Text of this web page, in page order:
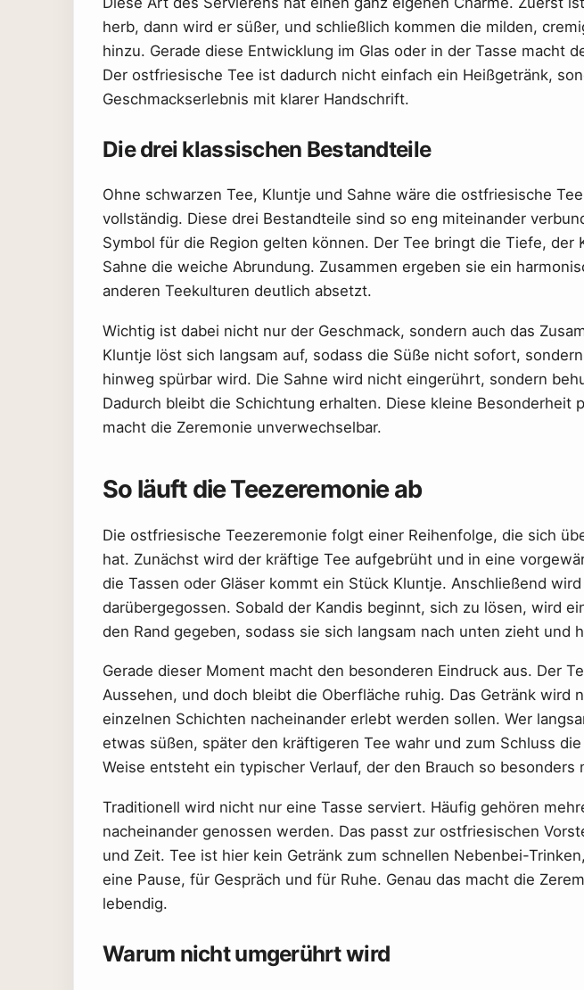
herb, dann wird er süßer, und schließlich kommen die milden,
hinzu. Gerade diese Entwicklung im Glas oder in der Tasse macht
Der ostfriesische Tee ist dadurch nicht einfach ein Heißgetränk,
Geschmackserlebnis mit klarer Handschrift.
Die drei klassischen Bestandteile
Ohne schwarzen Tee, Kluntje und Sahne wäre die ostfriesische
vollständig. Diese drei Bestandteile sind so eng miteinander
Symbol für die Region gelten können. Der Tee bringt die Tiefe, der
Sahne die weiche Abrundung. Zusammen ergeben sie ein
anderen Teekulturen deutlich absetzt.
Wichtig ist dabei nicht nur der Geschmack, sondern auch das
Kluntje löst sich langsam auf, sodass die Süße nicht sofort,
hinweg spürbar wird. Die Sahne wird nicht eingerührt, sondern
Dadurch bleibt die Schichtung erhalten. Diese kleine Besonderheit
macht die Zeremonie unverwechselbar.
So läuft die Teezeremonie ab
Die ostfriesische Teezeremonie folgt einer Reihenfolge, die sich
hat. Zunächst wird der kräftige Tee aufgebrüht und in eine
die Tassen oder Gläser kommt ein Stück Kluntje. Anschließend
darübergegossen. Sobald der Kandis beginnt, sich zu lösen, wird
den Rand gegeben, sodass sie sich langsam nach unten zieht und
Gerade dieser Moment macht den besonderen Eindruck aus. Der
Aussehen, und doch bleibt die Oberfläche ruhig. Das Getränk wird
einzelnen Schichten nacheinander erlebt werden sollen. Wer
etwas süßen, später den kräftigeren Tee wahr und zum Schluss
Weise entsteht ein typischer Verlauf, der den Brauch so besonders
Traditionell wird nicht nur eine Tasse serviert. Häufig gehören
nacheinander genossen werden. Das passt zur ostfriesischen
und Zeit. Tee ist hier kein Getränk zum schnellen Nebenbei-
eine Pause, für Gespräch und für Ruhe. Genau das macht die
lebendig.
Warum nicht umgerührt wird